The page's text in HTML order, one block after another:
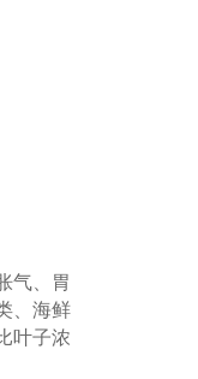
气、胃
、海鲜
叶子浓